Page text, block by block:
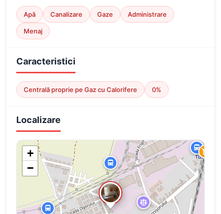
Apă Canalizare Gaze Administrare
Menaj
Caracteristici
Centrală proprie pe Gaz cu Calorifere 0%
Localizare
+
−